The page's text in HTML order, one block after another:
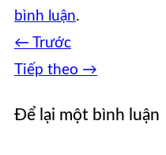
bình luận.
← Trước
Tiếp theo →
Để lại một bình luận